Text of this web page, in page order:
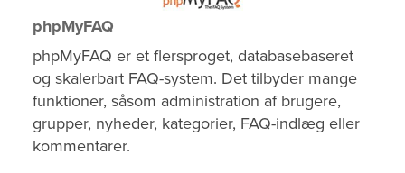
phpMyFAQ
phpMyFAQ er et flersproget, databasebaseret
og skalerbart FAQ-system. Det tilbyder mange
funktioner, såsom administration af brugere,
grupper, nyheder, kategorier, FAQ-indlæg eller
kommentarer.